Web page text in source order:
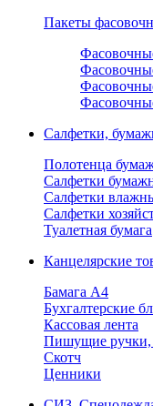
Пакеты
Салфетки,
Полотенца
Салфетки
Салфетки
Салфетки
Туалетная бумага
Канцелярские
Бамага А4
Бухгалтерские
Кассовая лента
Пишущие ручки,
Скотч
Ценники